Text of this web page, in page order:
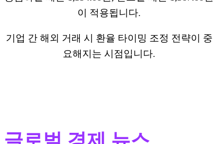
이 적용됩니다.
기업 간 해외 거래 시 환율 타이밍 조정 전략이 중
요해지는 시점입니다.